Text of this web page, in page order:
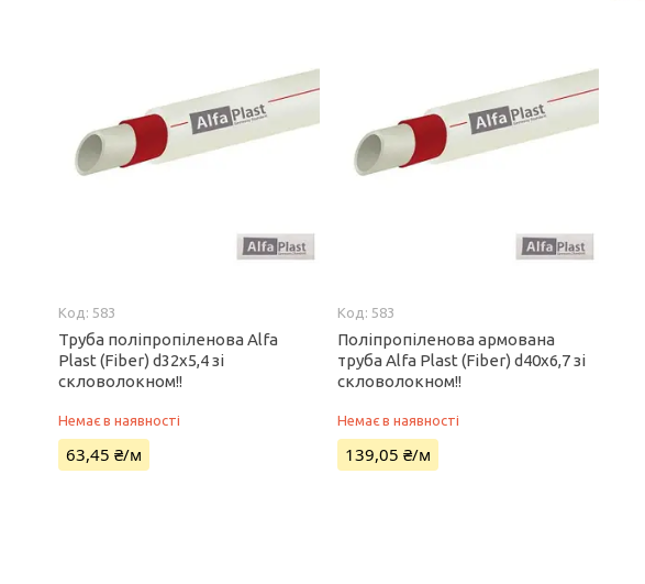
583
Труба поліпропіленова Alfa
Plast (Fiber) d32х5,4 зі
скловолокном!!
Немає в наявності
63,45 ₴/м
583
Поліпропіленова армована
труба Alfa Plast (Fiber) d40х6,7 зі
скловолокном!!
Немає в наявності
139,05 ₴/м